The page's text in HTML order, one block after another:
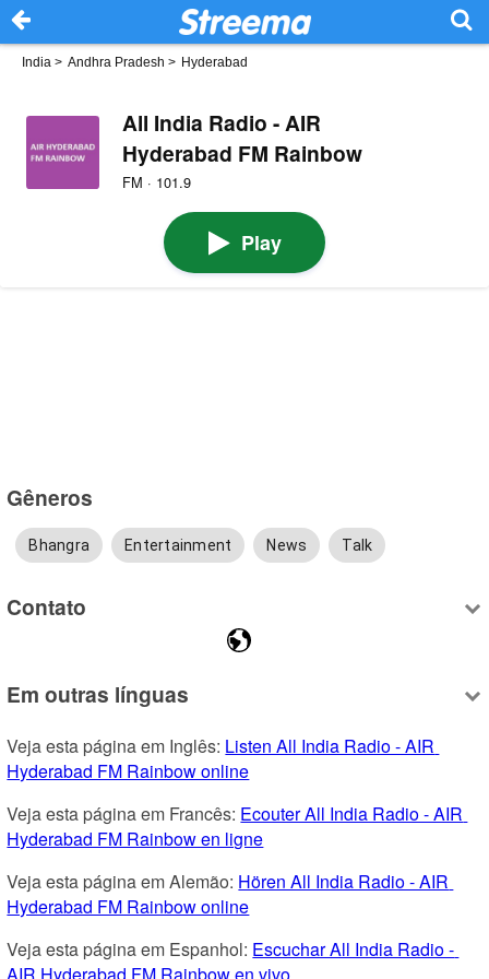
India > Andhra Pradesh > Hyderabad
All India Radio - AIR
Hyderabad FM Rainbow
FM · 101.9
Play
Gêneros
Bhangra Entertainment News Talk
Contato
Em outras línguas
Veja esta página em Inglês: Listen All India Radio - AIR
Hyderabad FM Rainbow online
Veja esta página em Francês: Ecouter All India Radio - AIR
Hyderabad FM Rainbow en ligne
Veja esta página em Alemão: Hören All India Radio - AIR
Hyderabad FM Rainbow online
Veja esta página em Espanhol: Escuchar All India Radio -
AIR Hyderabad FM Rainbow en vivo